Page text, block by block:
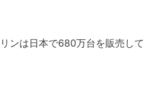
ンは日本で680万台を販売して